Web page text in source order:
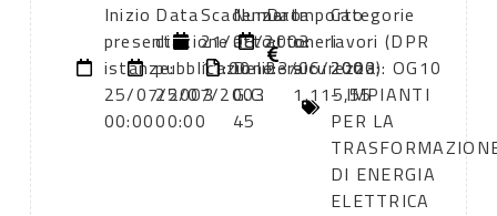
Inizio
presentazione
istanze:
25/07/2003
00:00
Data
di
pubblicazione:
25/07/2003
00:00
Scadenza:
21/08/2003
11:00
Numero
atto:
Delibera
G.C.
45
Data
atto:
23/06/2003
Importo
oneri
sicurezza:
1.115,55
Categorie
lavori (DPR
2000): OG10
- IMPIANTI
PER LA
DI ENERGIA
ELETTRICA